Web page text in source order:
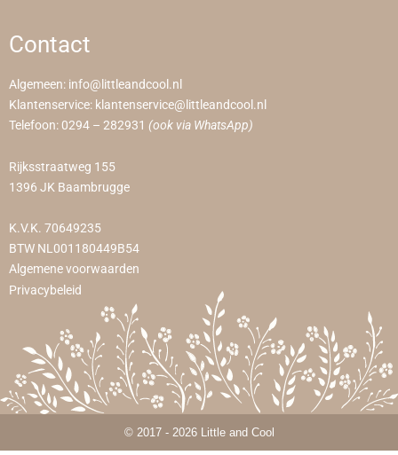
Contact
Algemeen: info@littleandcool.nl
Klantenservice: klantenservice@littleandcool.nl
Telefoon: 0294 – 282931 (ook via WhatsApp)
Rijksstraatweg 155
1396 JK Baambrugge
K.V.K. 70649235
BTW NL001180449B54
Algemene voorwaarden
Privacybeleid
© 2017 - 2026 Little and Cool